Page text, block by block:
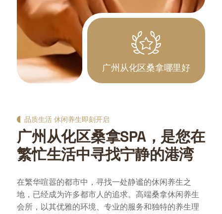
广州从化区桑拿哪里好
品质生活 休闲养生即刻开启
广州从化区桑拿SPA，是您在
繁忙生活中寻找宁静的港湾
在繁华喧嚣的都市中，寻找一处静谧的休闲养生之
地，已经成为许多都市人的追求。高端桑拿休闲养生
会所，以其优雅的环境、专业的服务和独特的养生理